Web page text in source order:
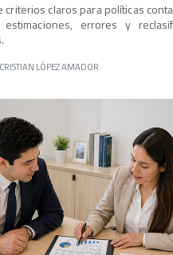
criterios claros para políticas
errores y
LÓPEZ AMADOR